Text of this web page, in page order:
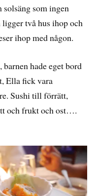
solsäng som ingen
ligger två hus ihop och
ihop med någon.
hade eget bord
Ella fick vara
Sushi till förrätt,
och frukt och ost….